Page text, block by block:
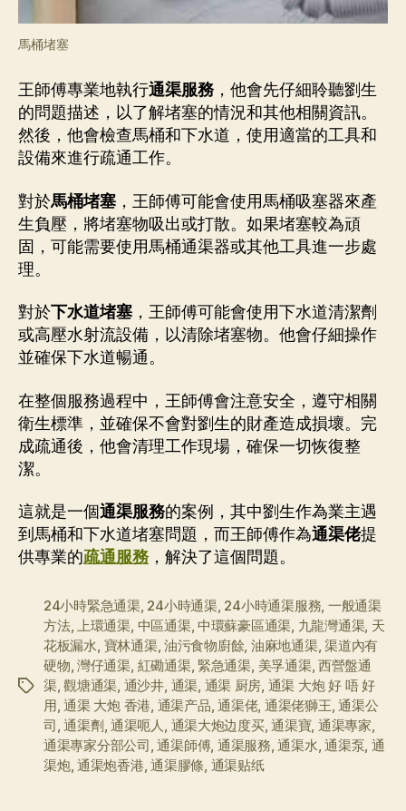
馬桶堵塞
王師傅專業地執行通渠服務，他會先仔細聆聽劉生
的問題描述，以了解堵塞的情況和其他相關資訊。
然後，他會檢查馬桶和下水道，使用適當的工具和
設備來進行疏通工作。
對於馬桶堵塞 ，王師傅可能會使用馬桶吸塞器來產
生負壓，將堵塞物吸出或打散。如果堵塞較為頑
固，可能需要使用馬桶通渠器或其他工具進一步處
理。
對於下水道堵塞 ，王師傅可能會使用下水道清潔劑
或高壓水射流設備，以清除堵塞物。他會仔細操作
並確保下水道暢通。
在整個服務過程中，王師傅會注意安全，遵守相關
衛生標準，並確保不會對劉生的財產造成損壞。完
成疏通後，他會清理工作現場，確保一切恢復整
潔。
這就是一個通渠服務的案例，其中劉生作為業主遇
到馬桶和下水道堵塞問題，而王師傅作為通渠佬提
供專業的疏通服務，解決了這個問題。
标
24小時緊急通渠, 24小時通渠, 24小時通渠服務, 一般通渠
方法, 上環通渠, 中區通渠, 中環蘇豪區通渠, 九龍灣通渠, 天
花板漏水, 寶林通渠, 油污食物廚餘, 油麻地通渠,渠道內有
硬物, 灣仔通渠, 紅磡通渠, 緊急通渠, 美孚通渠, 西營盤通
渠,觀塘通渠, 通沙井, 通渠, 通渠 厨房, 通渠 大炮 好 唔 好
用,通渠 大炮 香港, 通渠产品,通渠佬, 通渠佬獅王,通渠公
司,通渠劑, 通渠呃人, 通渠大炮边度买,通渠寶, 通渠專家,
通渠專家分部公司,通渠師傅, 通渠服務,通渠水,通渠泵, 通
渠炮, 通渠炮香港,通渠膠條, 通渠贴纸